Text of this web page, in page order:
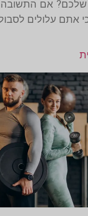
שלכם? אם התשובה
אתם עלולים